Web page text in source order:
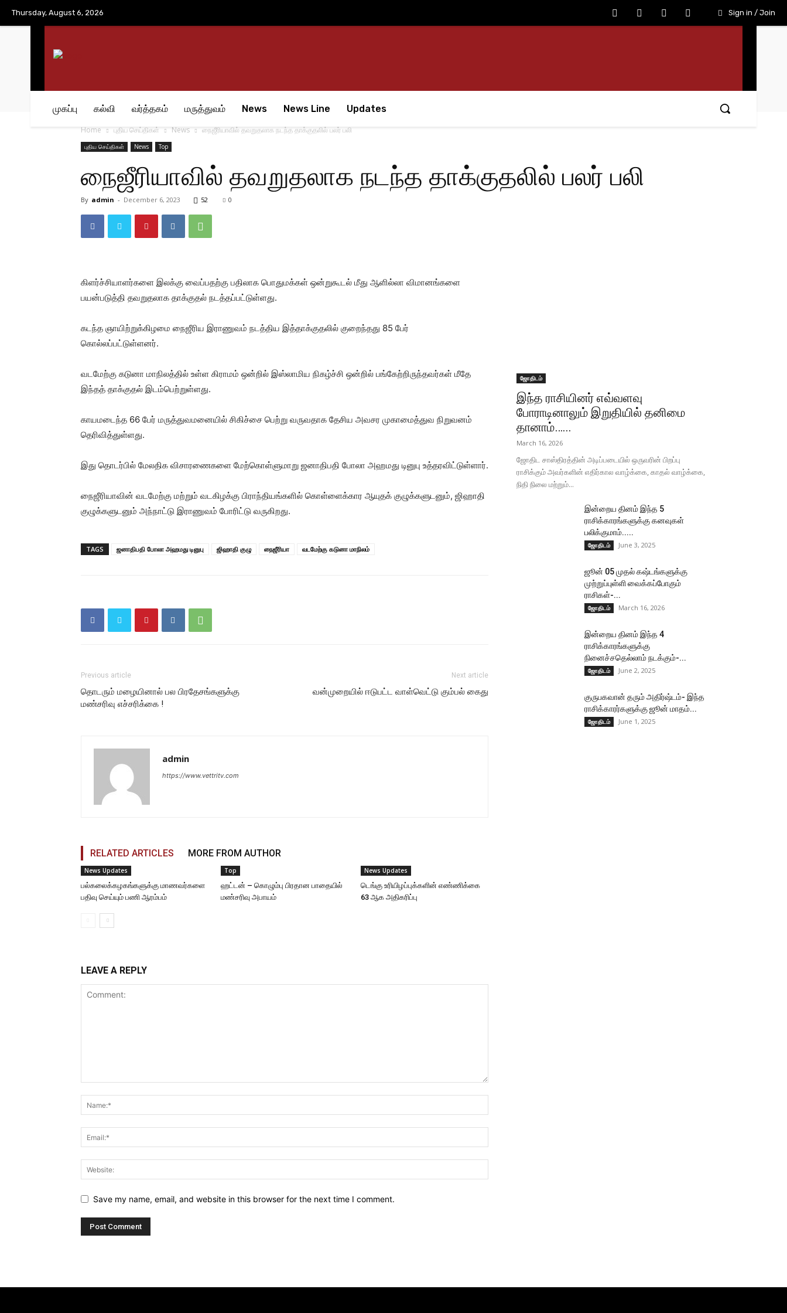
Thursday, August 6, 2026 Sign in / Join
முகப்பு கல்வி வர்த்தகம் மருத்துவம் News News Line Updates
Home புதிய செய்திகள் News நைஜீரியாவில் தவறுதலாக நடந்த தாக்குதலில் பலர் பலி
புதிய செய்திகள் News Top
நைஜீரியாவில் தவறுதலாக நடந்த தாக்குதலில் பலர் பலி
By admin - December 6, 2023 52 0
கிளர்ச்சியாளர்களை இலக்கு வைப்பதற்கு பதிலாக பொதுமக்கள் ஒன்றுகூடல் மீது ஆளில்லா விமானங்களை
பயன்படுத்தி தவறுதலாக தாக்குதல் நடத்தப்பட்டுள்ளது.
கடந்த ஞாயிற்றுக்கிழமை நைஜீரிய இராணுவம் நடத்திய இத்தாக்குதலில் குறைந்தது 85 பேர்
கொல்லப்பட்டுள்ளனர்.
வடமேற்கு கடுனா மாநிலத்தில் உள்ள கிராமம் ஒன்றில் இஸ்லாமிய நிகழ்ச்சி ஒன்றில் பங்கேற்றிருந்தவர்கள் மீதே
இந்தத் தாக்குதல் இடம்பெற்றுள்ளது.
காயமடைந்த 66 பேர் மருத்துவமனையில் சிகிச்சை பெற்று வருவதாக தேசிய அவசர முகாமைத்துவ நிறுவனம்
தெரிவித்துள்ளது.
இது தொடர்பில் மேலதிக விசாரணைகளை மேற்கொள்ளுமாறு ஜனாதிபதி போலா அஹமது டினுபு உத்தரவிட்டுள்ளார்.
நைஜீரியாவின் வடமேற்கு மற்றும் வடகிழக்கு பிராந்தியங்களில் கொள்ளைக்கார ஆயுதக் குழுக்களுடனும், ஜிஹாதி
குழுக்களுடனும் அந்நாட்டு இராணுவம் போரிட்டு வருகிறது.
TAGS ஜனாதிபதி போலா அஹமது டினுபு ஜிஹாதி குழு நைஜீரியா வடமேற்கு கடுனா மாநிலம்
Previous article
தொடரும் மழையினால் பல பிரதேசங்களுக்கு
மண்சரிவு எச்சரிக்கை !
Next article
வன்முறையில் ஈடுபட்ட வாள்வெட்டு கும்பல் கைது
admin
https://www.vettritv.com
RELATED ARTICLES MORE FROM AUTHOR
News Updates
பல்கலைக்கழகங்களுக்கு மாணவர்களை
பதிவு செய்யும் பணி ஆரம்பம்
Top
ஹட்டன் – கொழும்பு பிரதான பாதையில்
மண்சரிவு அபாயம்
News Updates
டெங்கு உரியிழப்புக்களின் எண்ணிக்கை
63 ஆக அதிகரிப்பு
LEAVE A REPLY
Save my name, email, and website in this browser for the next time I comment.
ஜோதிடம்
இந்த ராசியினர் எவ்வளவு
போராடினாலும் இறுதியில் தனிமை
தானாம்…...
March 16, 2026
ஜோதிட சாஸ்திரத்தின் அடிப்படையில் ஒருவரின் பிறப்பு
ராசிக்கும் அவர்களின் எதிர்கால வாழ்க்கை, காதல் வாழ்க்கை,
நிதி நிலை மற்றும்...
இன்றைய தினம் இந்த 5
ராசிக்காரங்களுக்கு கனவுகள்
பலிக்குமாம்.....
ஜோதிடம் June 3, 2025
ஜூன் 05 முதல் கஷ்டங்களுக்கு
முற்றுப்புள்ளி வைக்கப்போகும்
ராசிகள்-...
ஜோதிடம் March 16, 2026
இன்றைய தினம் இந்த 4
ராசிக்காரங்களுக்கு
நினைச்சதெல்லாம் நடக்கும்-...
ஜோதிடம் June 2, 2025
குருபகவான் தரும் அதிர்ஷ்டம்- இந்த
ராசிக்காரர்களுக்கு ஜூன் மாதம்...
ஜோதிடம் June 1, 2025